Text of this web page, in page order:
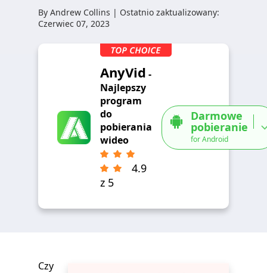
By Andrew Collins | Ostatnio zaktualizowany:
Czerwiec 07, 2023
AnyVid -
Najlepszy
program
do
pobierania
wideo
4.9
z 5
Darmowe
pobieranie
for Android
Czy